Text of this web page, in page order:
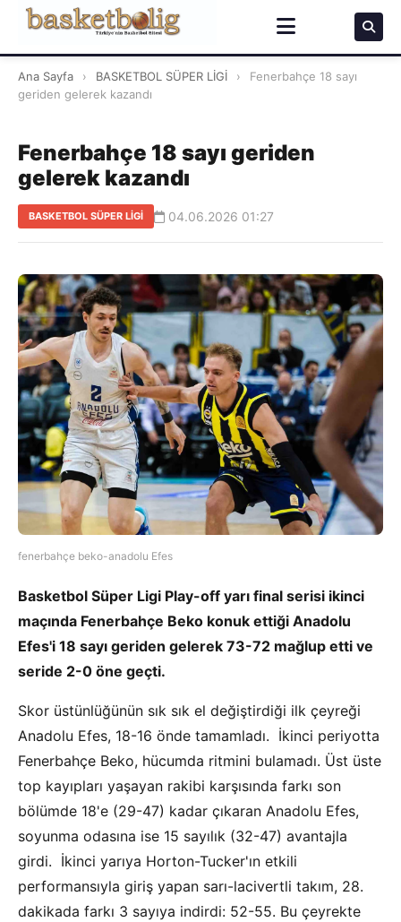
Ana Sayfa › BASKETBOL SÜPER LİGİ ›
Fenerbahçe 18 sayı
geriden gelerek kazandı
Fenerbahçe 18 sayı geriden
gelerek kazandı
BASKETBOL SÜPER LİGİ 04.06.2026 01:27
fenerbahçe beko-anadolu Efes
Basketbol Süper Ligi Play-off yarı final serisi ikinci
maçında Fenerbahçe Beko konuk ettiği Anadolu
Efes'i 18 sayı geriden gelerek 73-72 mağlup etti ve
seride 2-0 öne geçti.
Skor üstünlüğünün sık sık el değiştirdiği ilk çeyreği
Anadolu Efes, 18-16 önde tamamladı. İkinci periyotta
Fenerbahçe Beko, hücumda ritmini bulamadı. Üst üste
top kayıpları yaşayan rakibi karşısında farkı son
bölümde 18'e (29-47) kadar çıkaran Anadolu Efes,
soyunma odasına ise 15 sayılık (32-47) avantajla
girdi. İkinci yarıya Horton-Tucker'ın etkili
performansıyla giriş yapan sarı-lacivertli takım, 28.
dakikada farkı 3 sayıya indirdi: 52-55. Bu çeyrekte